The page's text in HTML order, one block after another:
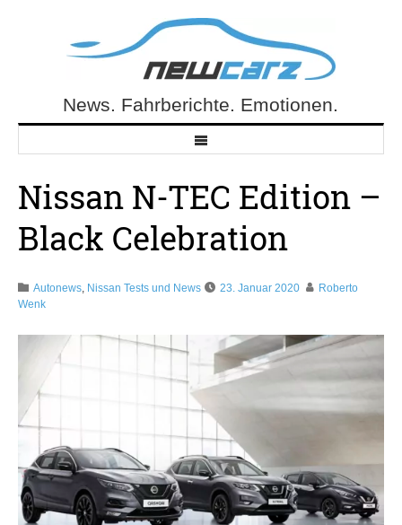
NewCarz.deNews. Fahrberichte. Emotionen.
Nissan N-TEC Edition –
Black Celebration
Autonews, Nissan Tests und News 23. Januar 2020
Roberto
Wenk